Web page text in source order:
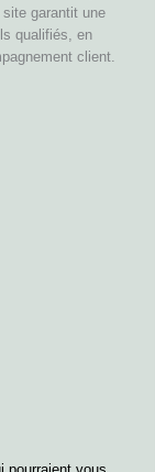
garantit une
qualifiés, en
client.